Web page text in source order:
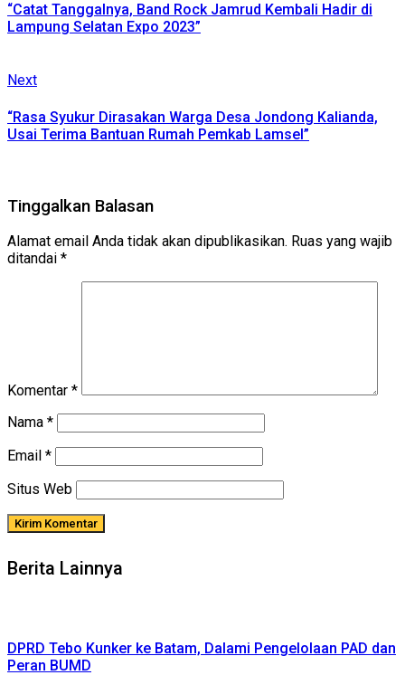
“Catat Tanggalnya, Band Rock Jamrud Kembali Hadir di
Lampung Selatan Expo 2023”
NextNext
“Rasa Syukur Dirasakan Warga Desa Jondong Kalianda,
Usai Terima Bantuan Rumah Pemkab Lamsel”
Tinggalkan Balasan
Alamat email Anda tidak akan dipublikasikan. Ruas yang wajib
ditandai *
Komentar *
Nama *
Email *
Situs Web
Berita Lainnya
DPRD Tebo Kunker ke Batam, Dalami Pengelolaan PAD dan
Peran BUMD